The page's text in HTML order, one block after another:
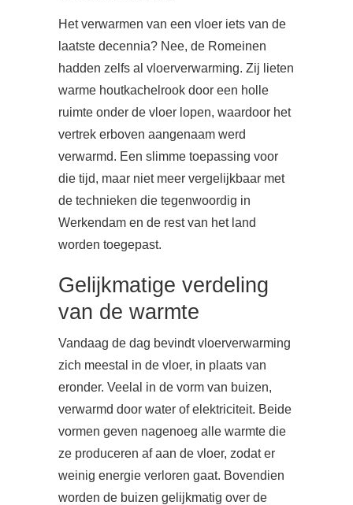
Het verwarmen van een vloer iets van de
laatste decennia? Nee, de Romeinen
hadden zelfs al vloerverwarming. Zij lieten
warme houtkachelrook door een holle
ruimte onder de vloer lopen, waardoor het
vertrek erboven aangenaam werd
verwarmd. Een slimme toepassing voor
die tijd, maar niet meer vergelijkbaar met
de technieken die tegenwoordig in
Werkendam en de rest van het land
worden toegepast.
Gelijkmatige verdeling
van de warmte
Vandaag de dag bevindt vloerverwarming
zich meestal in de vloer, in plaats van
eronder. Veelal in de vorm van buizen,
verwarmd door water of elektriciteit. Beide
vormen geven nagenoeg alle warmte die
ze produceren af aan de vloer, zodat er
weinig energie verloren gaat. Bovendien
worden de buizen gelijkmatig over de